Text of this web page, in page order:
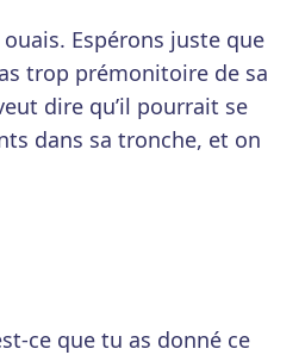
Espérons juste que
trop prémonitoire de sa
dire qu’il pourrait se
dans sa tronche, et on
ce que tu as donné ce